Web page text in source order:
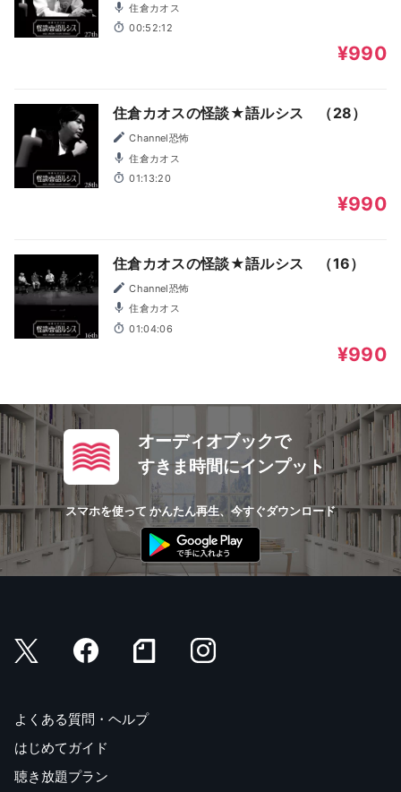
住倉カオス
00:52:12
¥990
住倉カオスの怪談★語ルシス （28）
Channel恐怖
住倉カオス
01:13:20
¥990
住倉カオスの怪談★語ルシス （16）
Channel恐怖
住倉カオス
01:04:06
¥990
オーディオブックで
すきま時間にインプット
スマホを使って かんたん再生、今すぐダウンロード
よくある質問・ヘルプ
はじめてガイド
聴き放題プラン